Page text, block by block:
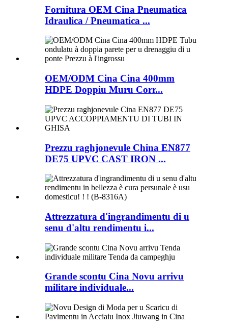
Fornitura OEM Cina Pneumatica
Idraulica / Pneumatica ...
OEM/ODM Cina Cina 400mm
HDPE Doppiu Muru Corr...
Prezzu raghjonevule China EN877
DE75 UPVC CAST IRON ...
Attrezzatura d'ingrandimentu di u
senu d'altu rendimentu i...
Grande scontu Cina Novu arrivu
militare individuale...